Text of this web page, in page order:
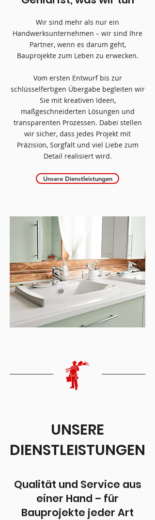
Wir sind mehr als nur ein
Handwerksunternehmen – wir sind Ihre
Partner, wenn es darum geht,
Bauprojekte zum Leben zu erwecken.
Vom ersten Entwurf bis zur
schlüsselfertigen Übergabe begleiten wir
Sie mit kreativen Ideen,
maßgeschneiderten Lösungen und
transparenten Prozessen. Dabei stellen
wir sicher, dass jedes Projekt mit
Präzision, Sorgfalt und viel Liebe zum
Detail realisiert wird.
Unsere Dienstleistungen
UNSERE
DIENSTLEISTUNGEN
​Qualität und Service aus
einer Hand – für
Bauprojekte jeder Art